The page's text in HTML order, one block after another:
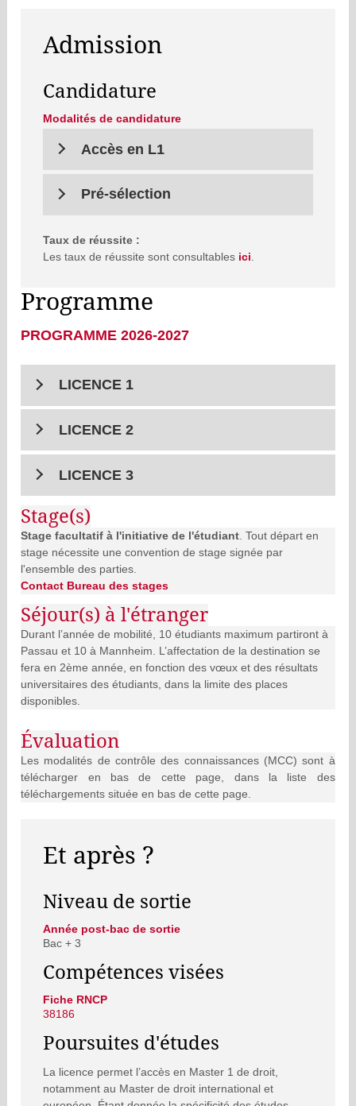
Admission
Candidature
Modalités de candidature
Accès en L1
Pré-sélection
Taux de réussite :
Les taux de réussite sont consultables ici
Programme
PROGRAMME 2026-2027
LICENCE 1
LICENCE 2
LICENCE 3
Stage(s)
Stage facultatif à l'initiative de l'étudiant . Tout départ en
stage nécessite une convention de stage signée par
l'ensemble des parties.
Contact Bureau des stages
Séjour(s) à l'étranger
Durant l’année de mobilité, 10 étudiants maximum partiront à
Passau et 10 à Mannheim. L’affectation de la destination se
fera en 2ème année, en fonction des vœux et des résultats
universitaires des étudiants, dans la limite des places
disponibles.
Évaluation
Les modalités de contrôle des connaissances (MCC) sont à
télécharger en bas de cette page, dans la liste des
téléchargements située en bas de cette page.
Et après ?
Niveau de sortie
Année post-bac de sortie
Bac + 3
Compétences visées
Fiche RNCP
38186
Poursuites d'études
La licence permet l’accès en Master 1 de droit,
notamment au Master de droit international et